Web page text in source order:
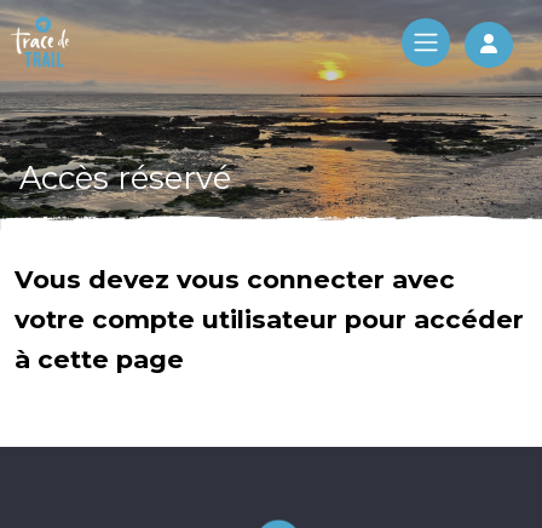
Log
Accès réservé
Vous devez vous connecter avec
votre compte utilisateur pour accéder
à cette page